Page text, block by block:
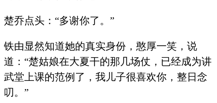
楚乔点头：“多谢你了。”
铁由显然知道她的真实身份，憨厚一笑，说
道：“楚姑娘在大夏干的那几场仗，已经成为讲
武堂上课的范例了，我儿子很喜欢你，整日念
叨。”